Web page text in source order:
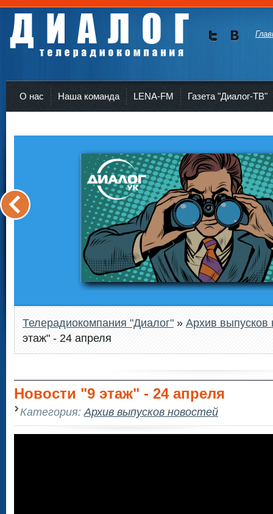
О нас Наша команда LENA-FM Газета "Диалог-ТВ"
Телерадиокомпания "Диалог" » Архив выпусков
этаж" - 24 апреля
Новости "9 этаж" - 24 апреля
Категория: Архив выпусков новостей